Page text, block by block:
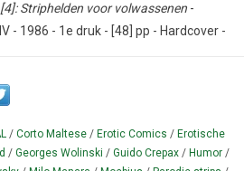
Striphelden voor volwassenen -
- 1986 - 1e druk - [48] pp - Hardcover -
(Europese adult striphelden),
Roger Brunel (1944-).
/ Corto Maltese / Erotic Comics / Erotische
/ Georges Wolinski / Guido Crepax / Humor /